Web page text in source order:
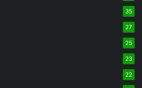
35
27
25
23
22